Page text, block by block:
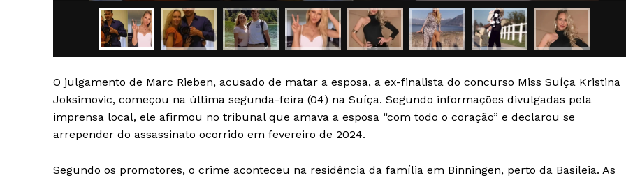
News Week
Magazine PRO
Sobre Nós
O julgamento de Marc Rieben, acusado de matar a esposa, a ex-finalista do concurso Miss Suíça Kristina
Joksimovic, começou na última segunda-feira (04) na Suíça. Segundo informações divulgadas pela
imprensa local, ele afirmou no tribunal que amava a esposa “com todo o coração” e declarou se
arrepender do assassinato ocorrido em fevereiro de 2024.
Segundo os promotores, o crime aconteceu na residência da família em Binningen, perto da Basileia. As